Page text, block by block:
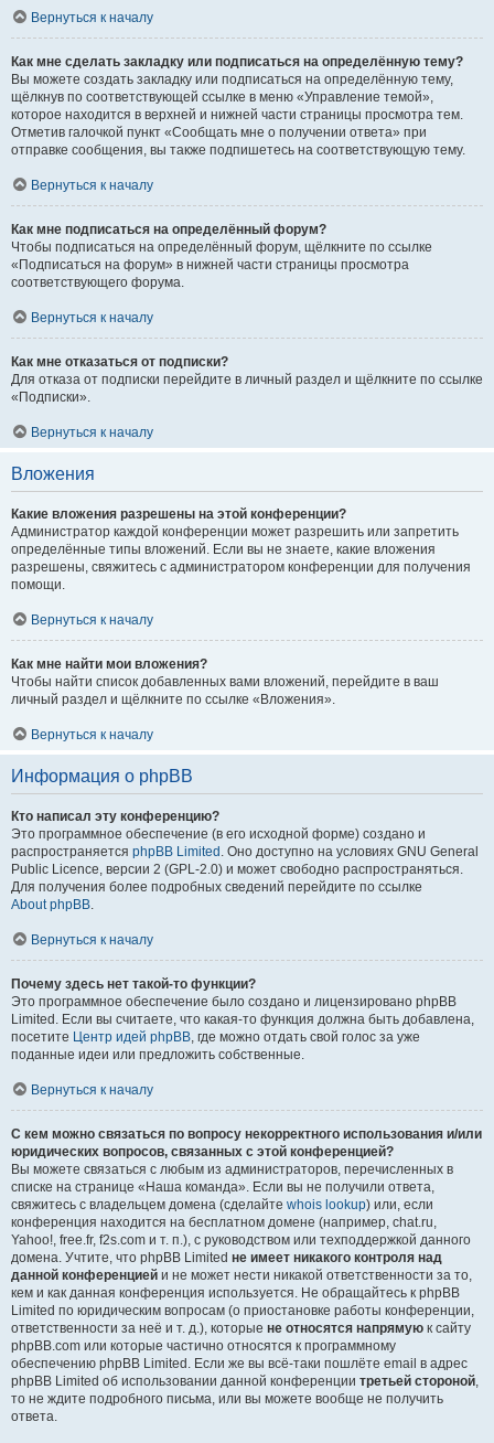
Вернуться к началу
Как мне сделать закладку или подписаться на определённую тему?
Вы можете создать закладку или подписаться на определённую тему,
щёлкнув по соответствующей ссылке в меню «Управление темой»,
которое находится в верхней и нижней части страницы просмотра тем.
Отметив галочкой пункт «Сообщать мне о получении ответа» при
отправке сообщения, вы также подпишетесь на соответствующую тему.
Вернуться к началу
Как мне подписаться на определённый форум?
Чтобы подписаться на определённый форум, щёлкните по ссылке
«Подписаться на форум» в нижней части страницы просмотра
соответствующего форума.
Вернуться к началу
Как мне отказаться от подписки?
Для отказа от подписки перейдите в личный раздел и щёлкните по ссылке
«Подписки».
Вернуться к началу
Вложения
Какие вложения разрешены на этой конференции?
Администратор каждой конференции может разрешить или запретить
определённые типы вложений. Если вы не знаете, какие вложения
разрешены, свяжитесь с администратором конференции для получения
помощи.
Вернуться к началу
Как мне найти мои вложения?
Чтобы найти список добавленных вами вложений, перейдите в ваш
личный раздел и щёлкните по ссылке «Вложения».
Вернуться к началу
Информация о phpBB
Кто написал эту конференцию?
Это программное обеспечение (в его исходной форме) создано и
распространяется phpBB Limited . Оно доступно на условиях GNU General
Public Licence, версии 2 (GPL-2.0) и может свободно распространяться.
Для получения более подробных сведений перейдите по ссылке
About phpBB.
Вернуться к началу
Почему здесь нет такой-то функции?
Это программное обеспечение было создано и лицензировано phpBB
Limited. Если вы считаете, что какая-то функция должна быть добавлена,
посетите Центр идей phpBB, где можно отдать свой голос за уже
поданные идеи или предложить собственные.
Вернуться к началу
С кем можно связаться по вопросу некорректного использования и/или
юридических вопросов, связанных с этой конференцией?
Вы можете связаться с любым из администраторов, перечисленных в
списке на странице «Наша команда». Если вы не получили ответа,
свяжитесь с владельцем домена (сделайте whois lookup) или, если
конференция находится на бесплатном домене (например, chat.ru,
Yahoo!, free.fr, f2s.com и т. п.), с руководством или техподдержкой данного
домена. Учтите, что phpBB Limited не имеет никакого контроля над
данной конференцией и не может нести никакой ответственности за то,
кем и как данная конференция используется. Не обращайтесь к phpBB
Limited по юридическим вопросам (о приостановке работы конференции,
ответственности за неё и т. д.), которые не относятся напрямую к сайту
phpBB.com или которые частично относятся к программному
обеспечению phpBB Limited. Если же вы всё-таки пошлёте email в адрес
phpBB Limited об использовании данной конференции третьей стороной,
то не ждите подробного письма, или вы можете вообще не получить
ответа.